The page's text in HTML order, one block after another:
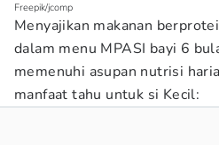
Freepik/jcomp
Menyajikan makanan
dalam menu MPASI bayi 6
memenuhi asupan nutrisi
manfaat tahu untuk si Kecil: